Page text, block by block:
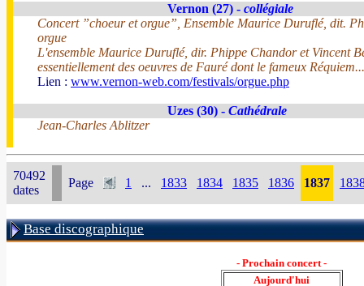
Vernon (27) - collégiale
Concert ”choeur et orgue”, Ensemble Maurice Duruflé, dit.
orgue
L'ensemble Maurice Duruflé, dir. Phippe Chandor et Vincent
essentiellement des oeuvres de Fauré dont le fameux Réquiem...
Lien : www.vernon-web.com/festivals/orgue.php
Uzes (30) - Cathédrale
Jean-Charles Ablitzer
70492
dates
Page 1 ... 1833 1834 1835 1836 1837
Base discographique
- Prochain concert -
Aujourd'hui